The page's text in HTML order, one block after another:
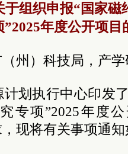
于组织申报“国家
”2025年度公开项目
州）科技局，产
划执行中心印发
专项”2025年度
现将有关事项通